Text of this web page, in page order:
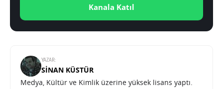
Kanala Katıl
YAZAR:
SINAN KÜSTÜR
Medya, Kültür ve Kimlik üzerine yüksek lisans yaptı.